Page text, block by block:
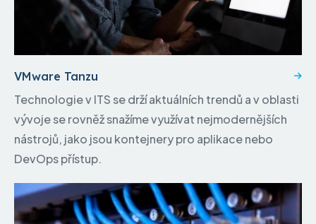
VMware Tanzu
Technologie v ITS se drží aktuálních trendů a v oblasti
vývoje se rovněž snažíme využívat nejmodernějších
nástrojů, jako jsou kontejnery pro aplikace nebo
DevOps přístup.